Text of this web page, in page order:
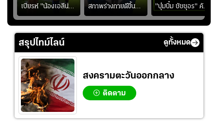
เบียรห์ "น้องเอลีน่า"
วัย 8 ขวบ โชว์ตี
ลังกาสุดพริ้ว
สภาพร่างกายดีขึ้น
อย่างต่อเนื่อง พร้อม
พยายามลงสนามให้
"บุ๋มบิ๋ม ชัชชุอร" คัม
แบ็ก ศึก" SEA V
CUP 2026" เลก
สอง!!
สรุปไทม์ไลน์ ดูทั้งหมด
สงครามตะวันออกกลาง
ติดตาม